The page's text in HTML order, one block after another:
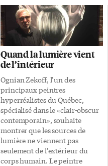
comptoirs gouvernementaux.
Ou bien sûr proclamer
l’évidence que les francophones
ne font pas la différence dans
notre société majoritairement
anglophone. Ce sont là quelques
pratiques certaines d’«anéantir
l’Ontario français» recensées
par le Centre régional de
recherche et d’intervention en
développement économique et
communautaire (CRRIDEC) et
le Conseil de la coopération de
l’Ontario […]
Quand la lumière vient
de l’intérieur
Ognian Zekoff, l’un des
principaux peintres
hyperréalistes du Québec,
spécialisé dans le «clair-obscur
contemporain», souhaite
montrer que les sources de
lumière ne viennent pas
seulement de l’extérieur du
corps humain. Le peintre